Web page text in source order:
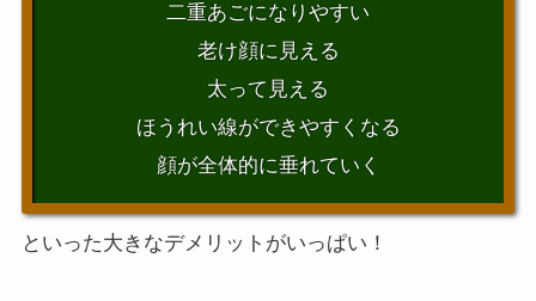
二重あごになりやすい
老け顔に見える
太って見える
ほうれい線ができやすくなる
顔が全体的に垂れていく
といった大きなデメリットがいっぱい！